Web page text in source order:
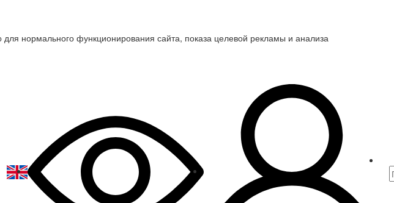
нормального функционирования сайта, показа целевой рекламы и анализа